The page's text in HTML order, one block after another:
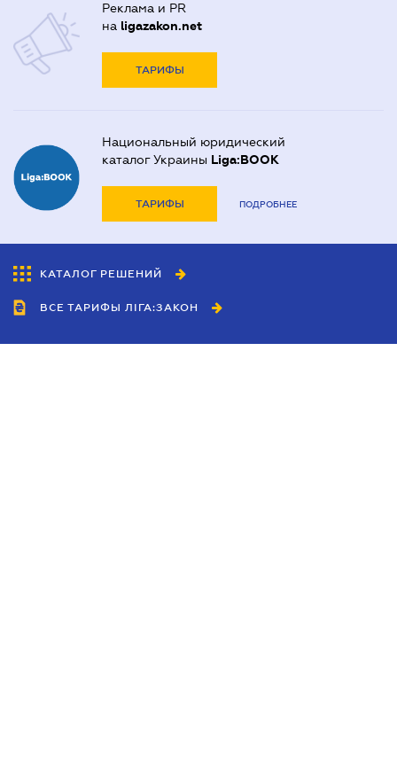
Реклама и PR
на ligazakon.net
ТАРИФЫ
Национальный юридический
каталог Украины Liga:BOOK
ТАРИФЫ ПОДРОБНЕЕ
КАТАЛОГ РЕШЕНИЙ
ВСЕ ТАРИФЫ ЛІГА:ЗАКОН